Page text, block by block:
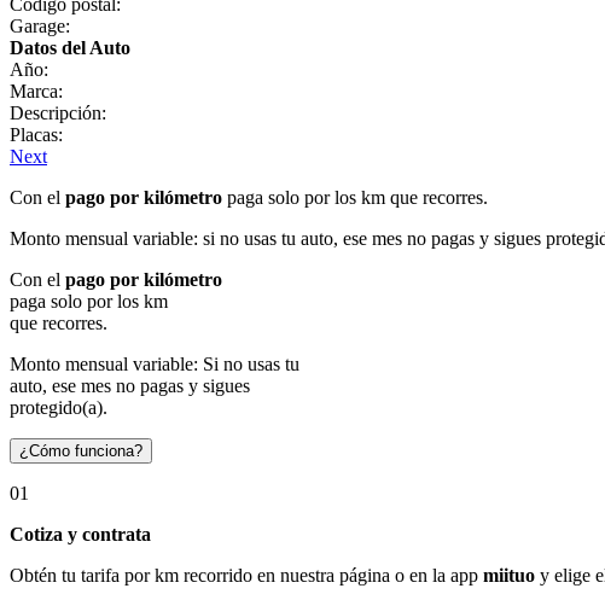
Garage:
Datos del Auto
Año:
Marca:
Descripción:
Placas:
Next
Con el pago por kilómetro paga solo por los km que recorres.
Monto mensual variable: si no usas tu auto, ese mes no pagas y sigues
Con el pago por kilómetro
paga solo por los km
que recorres.
Monto mensual variable: Si no usas tu
auto, ese mes no pagas y sigues
protegido(a).
¿Cómo funciona?
01
Cotiza y contrata
Obtén tu tarifa por km recorrido en nuestra página o en la app miituo y elige